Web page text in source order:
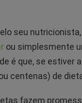
seu
ou simplesmente
é que, se estiver
centenas) de
fazem